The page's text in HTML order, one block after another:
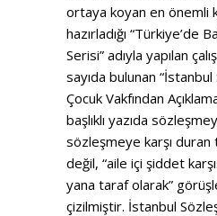
ortaya koyan en önemli
hazırladığı “Türkiye’de
Serisi” adıyla yapılan
sayıda bulunan
Çocuk Vakfından
başlıklı yazıda
sözleşmeye karşı duran
değil, “aile içi şiddet
yana taraf olarak”
çizilmiştir. İstanbul